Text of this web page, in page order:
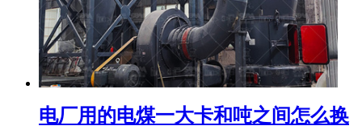
电厂用的电煤一大卡和吨之间怎么换